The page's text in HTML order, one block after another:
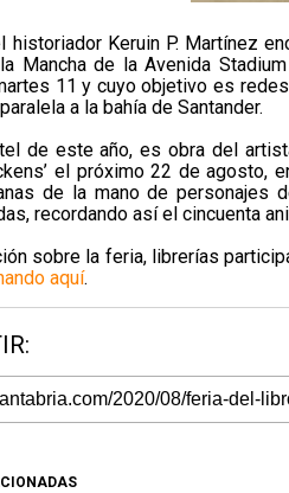
historiador Keruin P. Martínez
Mancha de la Avenida
11 y cuyo objetivo es
a la bahía de Santander.
de este año, es obra del
el próximo 22 de agosto,
de la mano de personajes
recordando así el cincuenta
sobre la feria, librerías
aquí.